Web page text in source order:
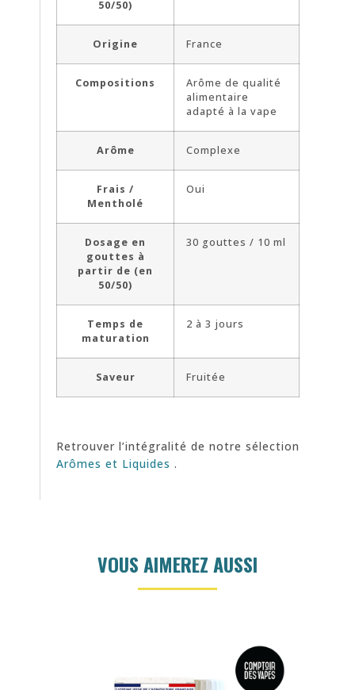
50/50)
Origine France
Compositions
Arôme de qualité
alimentaire
adapté à la vape
Arôme Complexe
Frais /
Mentholé
Oui
Dosage en
gouttes à
partir de (en
50/50)
30 gouttes / 10 ml
Temps de
maturation
2 à 3 jours
Saveur Fruitée
Retrouver l’intégralité de notre sélection
Arômes et Liquides .
VOUS AIMEREZ AUSSI